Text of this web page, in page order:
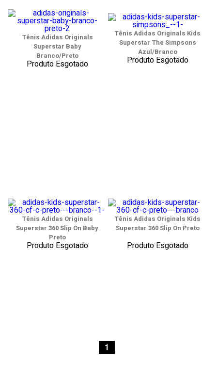
Tênis Adidas Originals
Superstar Baby
Branco/Preto
Produto Esgotado
Tênis Adidas Originals Kids
Superstar The Simpsons
Azul/Branco
Produto Esgotado
Tênis Adidas Originals
Superstar 360 Slip On Baby
Preto
Produto Esgotado
Tênis Adidas Originals Kids
Superstar 360 Slip On Preto
Produto Esgotado
1